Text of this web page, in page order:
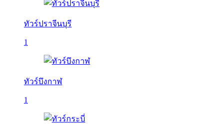
ทัวร์ปราจีนบุรี
1
ทัวร์บึงกาฬ
1